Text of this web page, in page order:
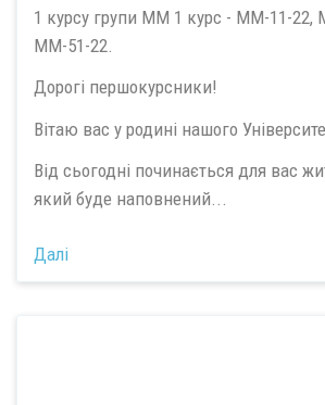
1 курсу групи ММ 1 курс - ММ-11-22,
ММ-51-22.
Дорогі першокурсники!
Вітаю вас у родині нашого
Від сьогодні починається для вас
який буде наповнений...
Далі